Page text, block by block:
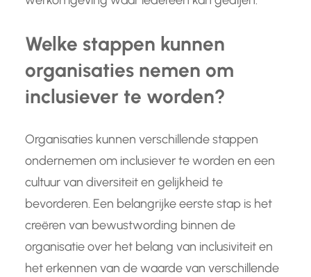
Welke stappen kunnen
organisaties nemen om
inclusiever te worden?
Organisaties kunnen verschillende stappen
ondernemen om inclusiever te worden en een
cultuur van diversiteit en gelijkheid te
bevorderen. Een belangrijke eerste stap is het
creëren van bewustwording binnen de
organisatie over het belang van inclusiviteit en
het erkennen van de waarde van verschillende